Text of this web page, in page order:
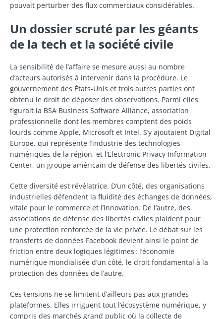
pouvait perturber des flux commerciaux considérables.
Un dossier scruté par les géants
de la tech et la société civile
La sensibilité de l’affaire se mesure aussi au nombre
d’acteurs autorisés à intervenir dans la procédure. Le
gouvernement des États-Unis et trois autres parties ont
obtenu le droit de déposer des observations. Parmi elles
figurait la BSA Business Software Alliance, association
professionnelle dont les membres comptent des poids
lourds comme Apple, Microsoft et Intel. S’y ajoutaient Digital
Europe, qui représente l’industrie des technologies
numériques de la région, et l’Electronic Privacy Information
Center, un groupe américain de défense des libertés civiles.
Cette diversité est révélatrice. D’un côté, des organisations
industrielles défendent la fluidité des échanges de données,
vitale pour le commerce et l’innovation. De l’autre, des
associations de défense des libertés civiles plaident pour
une protection renforcée de la vie privée. Le débat sur les
transferts de données Facebook devient ainsi le point de
friction entre deux logiques légitimes : l’économie
numérique mondialisée d’un côté, le droit fondamental à la
protection des données de l’autre.
Ces tensions ne se limitent d’ailleurs pas aux grandes
plateformes. Elles irriguent tout l’écosystème numérique, y
compris des marchés grand public où la collecte de